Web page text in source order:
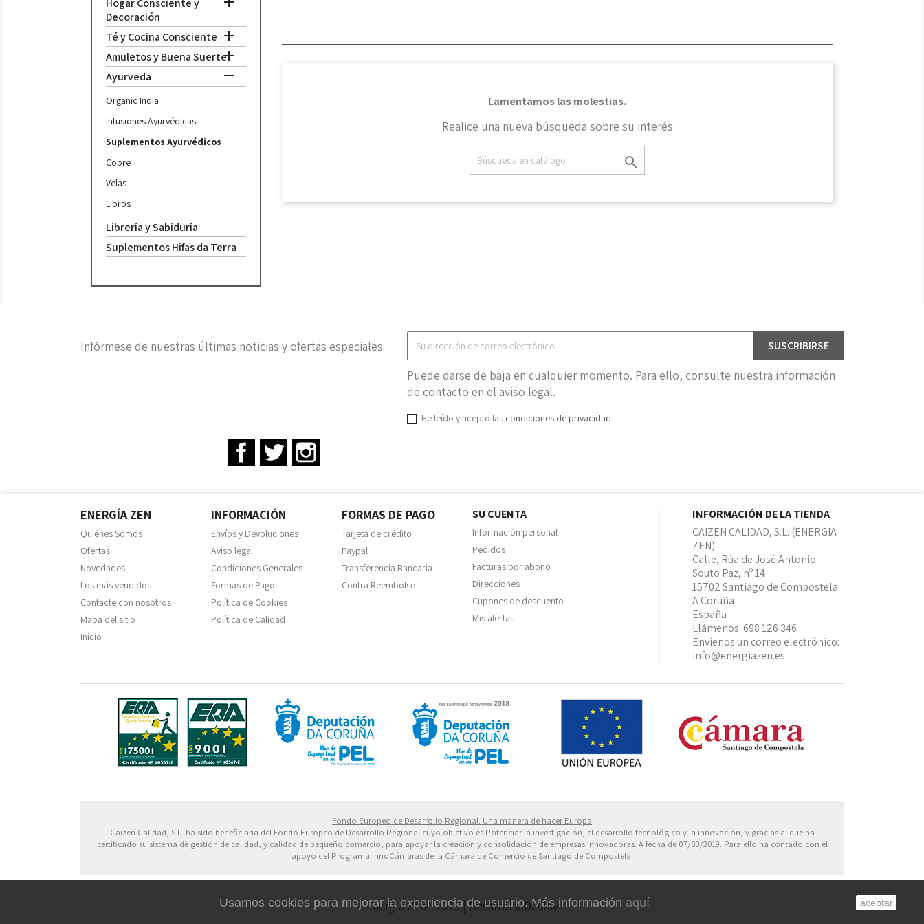
Hogar Consciente y
Decoración
Té y Cocina Consciente 
Amuletos y Buena Suerte
Ayurveda 
Organic India
Infusiones Ayurvédicas
Suplementos Ayurvédicos
Cobre
Velas
Libros
Librería y Sabiduría
Suplementos Hifas da Terra
Lamentamos las molestias.
Realice una nueva búsqueda sobre su interés

Infórmese de nuestras últimas noticias y ofertas especiales
Puede darse de baja en cualquier momento. Para ello, consulte nuestra información
de contacto en el aviso legal.
He leído y acepto las condiciones de privacidad
FacebookTwitter
ENERGÍA ZEN
Quiénes Somos
Ofertas
Novedades
Los más vendidos
Contacte con nosotros
Mapa del sitio
Inicio
INFORMACIÓN
Envíos y Devoluciones
Aviso legal
Condiciones Generales
Formas de Pago
Política de Cookies
Política de Calidad
FORMAS DE PAGO
Tarjeta de crédito
Paypal
Transferencia Bancaria
Contra Reembolso
SU CUENTA
Información personal
Pedidos
Facturas por abono
Direcciones
Cupones de descuento
Mis alertas
INFORMACIÓN DE LA TIENDA
CAIZEN CALIDAD, S.L. (ENERGIA
ZEN)
Calle, Rúa de José Antonio
Souto Paz, nº 14
15702 Santiago de Compostela
A Coruña
España
Llámenos: 698 126 346
Envíenos un correo electrónico:
info@energiazen.es
Usamos cookies para mejorar la experiencia de usuario. Más información aquí aceptar
Fondo Europeo de Desarrollo Regional. Una manera de hacer Europa
Caizen Calidad, S.L. ha sido beneficiaria del Fondo Europeo de Desarrollo Regional cuyo objetivo es Potenciar la investigación, el desarrollo tecnológico y la innovación, y gracias al que ha
certificado su sistema de gestión de calidad, y calidad de pequeño comercio, para apoyar la creación y consolidación de empresas innovadoras. A fecha de 07/03/2019. Para ello ha contado con el
apoyo del Programa InnoCámaras de la Cámara de Comercio de Santiago de Compostela.
Energía Zen - 2019 |Desarrolla DesInv